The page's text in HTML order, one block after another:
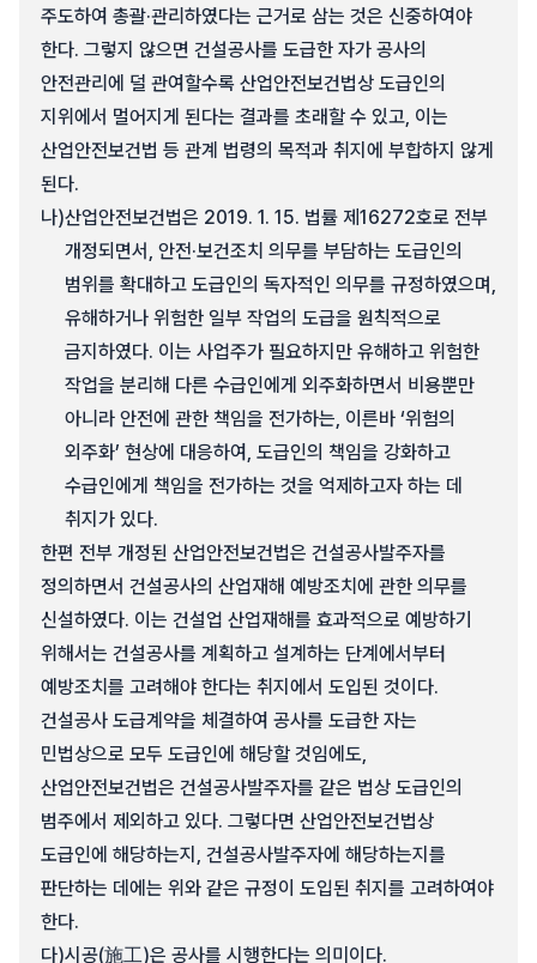
주도하여 총괄·관리하였다는 근거로 삼는 것은 신중하여야
한다. 그렇지 않으면 건설공사를 도급한 자가 공사의
안전관리에 덜 관여할수록 산업안전보건법상 도급인의
지위에서 멀어지게 된다는 결과를 초래할 수 있고, 이는
산업안전보건법 등 관계 법령의 목적과 취지에 부합하지 않게
된다.
나)산업안전보건법은 2019. 1. 15. 법률 제16272호로 전부
개정되면서, 안전·보건조치 의무를 부담하는 도급인의
범위를 확대하고 도급인의 독자적인 의무를 규정하였으며,
유해하거나 위험한 일부 작업의 도급을 원칙적으로
금지하였다. 이는 사업주가 필요하지만 유해하고 위험한
작업을 분리해 다른 수급인에게 외주화하면서 비용뿐만
아니라 안전에 관한 책임을 전가하는, 이른바 ‘위험의
외주화’ 현상에 대응하여, 도급인의 책임을 강화하고
수급인에게 책임을 전가하는 것을 억제하고자 하는 데
취지가 있다.
한편 전부 개정된 산업안전보건법은 건설공사발주자를
정의하면서 건설공사의 산업재해 예방조치에 관한 의무를
신설하였다. 이는 건설업 산업재해를 효과적으로 예방하기
위해서는 건설공사를 계획하고 설계하는 단계에서부터
예방조치를 고려해야 한다는 취지에서 도입된 것이다.
건설공사 도급계약을 체결하여 공사를 도급한 자는
민법상으로 모두 도급인에 해당할 것임에도,
산업안전보건법은 건설공사발주자를 같은 법상 도급인의
범주에서 제외하고 있다. 그렇다면 산업안전보건법상
도급인에 해당하는지, 건설공사발주자에 해당하는지를
판단하는 데에는 위와 같은 규정이 도입된 취지를 고려하여야
한다.
다)시공(施工)은 공사를 시행한다는 의미이다.